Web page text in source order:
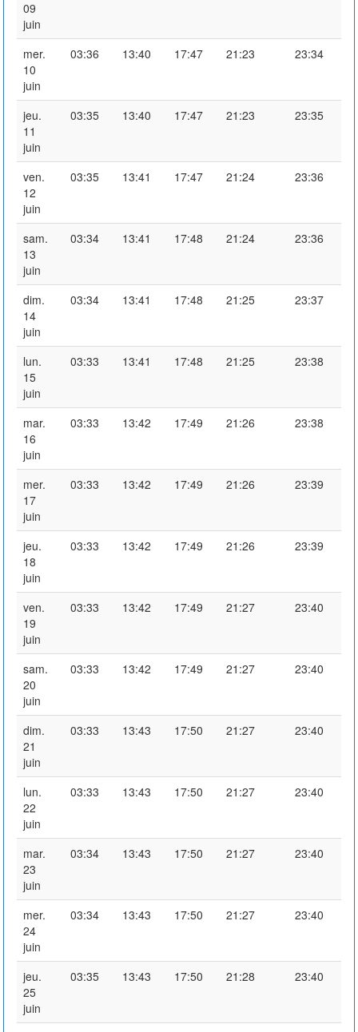
09
juin
mer.
10
juin
03:36 13:40 17:47 21:23 23:34
jeu.
11
juin
03:35 13:40 17:47 21:23 23:35
ven.
12
juin
03:35 13:41 17:47 21:24 23:36
sam.
13
juin
03:34 13:41 17:48 21:24 23:36
dim.
14
juin
03:34 13:41 17:48 21:25 23:37
lun.
15
juin
03:33 13:41 17:48 21:25 23:38
mar.
16
juin
03:33 13:42 17:49 21:26 23:38
mer.
17
juin
03:33 13:42 17:49 21:26 23:39
jeu.
18
juin
03:33 13:42 17:49 21:26 23:39
ven.
19
juin
03:33 13:42 17:49 21:27 23:40
sam.
20
juin
03:33 13:42 17:49 21:27 23:40
dim.
21
juin
03:33 13:43 17:50 21:27 23:40
lun.
22
juin
03:33 13:43 17:50 21:27 23:40
mar.
23
juin
03:34 13:43 17:50 21:27 23:40
mer.
24
juin
03:34 13:43 17:50 21:27 23:40
jeu.
25
juin
03:35 13:43 17:50 21:28 23:40